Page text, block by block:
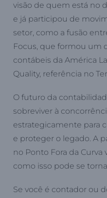
visão de quem está no
e já participou de
setor, como a fusão
Focus, que formou um
contábeis da América
Quality, referência no
O futuro da
sobreviver à
estrategicamente para
e proteger o legado. A
no Ponto Fora da Curva
como isso pode se
Se você é contador ou